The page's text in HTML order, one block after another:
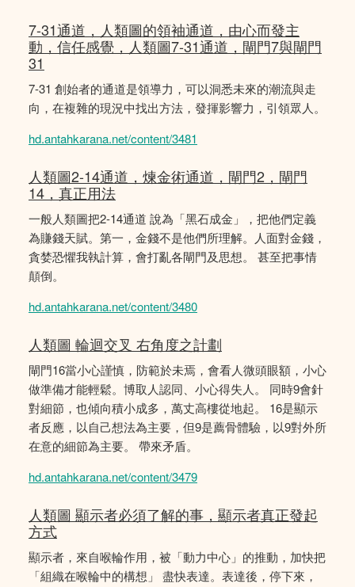
7-31通道，人類圖的領袖通道，由心而發主
動，信任感覺，人類圖7-31通道，閘門7與閘門
31
7-31 創始者的通道是領導力，可以洞悉未來的潮流與走
向，在複雜的現況中找出方法，發揮影響力，引領眾人。
hd.antahkarana.net/content/3481
人類圖2-14通道，煉金術通道，閘門2，閘門
14，真正用法
一般人類圖把2-14通道 說為「黑石成金」，把他們定義
為賺錢天賦。第一，金錢不是他們所理解。人面對金錢，
貪婪恐懼我執計算，會打亂各閘門及思想。 甚至把事情
顛倒。
hd.antahkarana.net/content/3480
人類圖 輪迴交叉 右角度之計劃
閘門16當小心謹慎，防範於未焉，會看人微頭眼額，小心
做準備才能輕鬆。博取人認同、小心得失人。 同時9會針
對細節，也傾向積小成多，萬丈高樓從地起。 16是顯示
者反應，以自己想法為主要，但9是薦骨體驗，以9對外所
在意的細節為主要。 帶來矛盾。
hd.antahkarana.net/content/3479
人類圖 顯示者必須了解的事，顯示者真正發起
方式
顯示者，來自喉輪作用，被「動力中心」的推動，加快把
「組織在喉輪中的構想」 盡快表達。表達後，停下來，